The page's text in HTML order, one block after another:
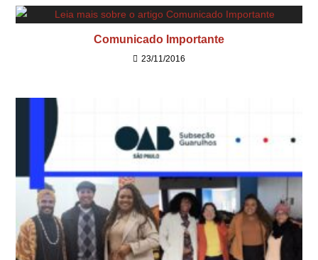
Comunicado Importante
23/11/2016